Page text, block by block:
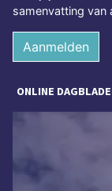
samenvatting van
Aanmelden
ONLINE